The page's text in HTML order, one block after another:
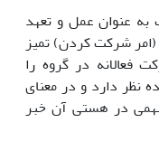
به عنوان عمل و تعهد
شرکت کردن) تمیز
در گروه را
نظر دارد و در معنای
در هستی آن خبر